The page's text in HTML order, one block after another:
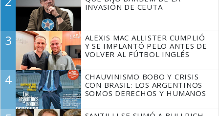
INVASIÓN DE CEUTA
3
ALEXIS MAC ALLISTER CUMPLIÓ
Y SE IMPLANTÓ PELO ANTES DE
VOLVER AL FÚTBOL INGLÉS
4
CHAUVINISMO BOBO Y CRISIS
CON BRASIL: LOS ARGENTINOS
SOMOS DERECHOS Y HUMANOS